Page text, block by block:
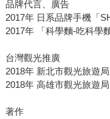
品牌代言、廣告
2017年 日系品牌手機「
2017年 「科學麵-吃科學
台灣觀光推廣
2018年 新北市觀光旅遊局
2018年 高雄市觀光旅遊局
著作